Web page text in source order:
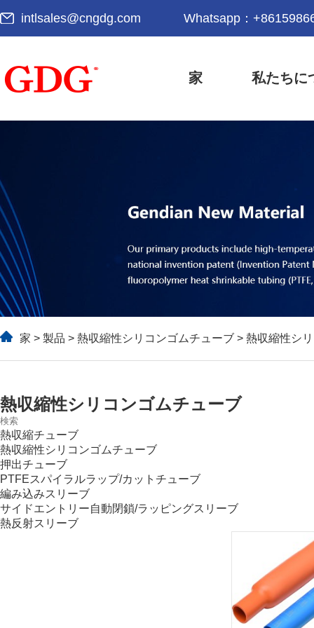
intlsales@cngdg.com Whatsapp：
家 私たちに
家 > 製品 > 熱収縮性シリコンゴムチューブ > 熱収縮性シ
熱収縮性シリコンゴムチューブ
熱収縮チューブ
熱収縮性シリコンゴムチューブ
押出チューブ
PTFEスパイラルラップ/カットチューブ
編み込みスリーブ
サイドエントリー自動閉鎖/ラッピングスリーブ
熱反射スリーブ